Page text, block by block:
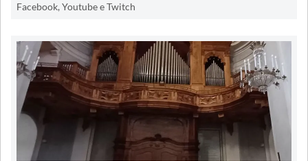
Facebook, Youtube e Twitch